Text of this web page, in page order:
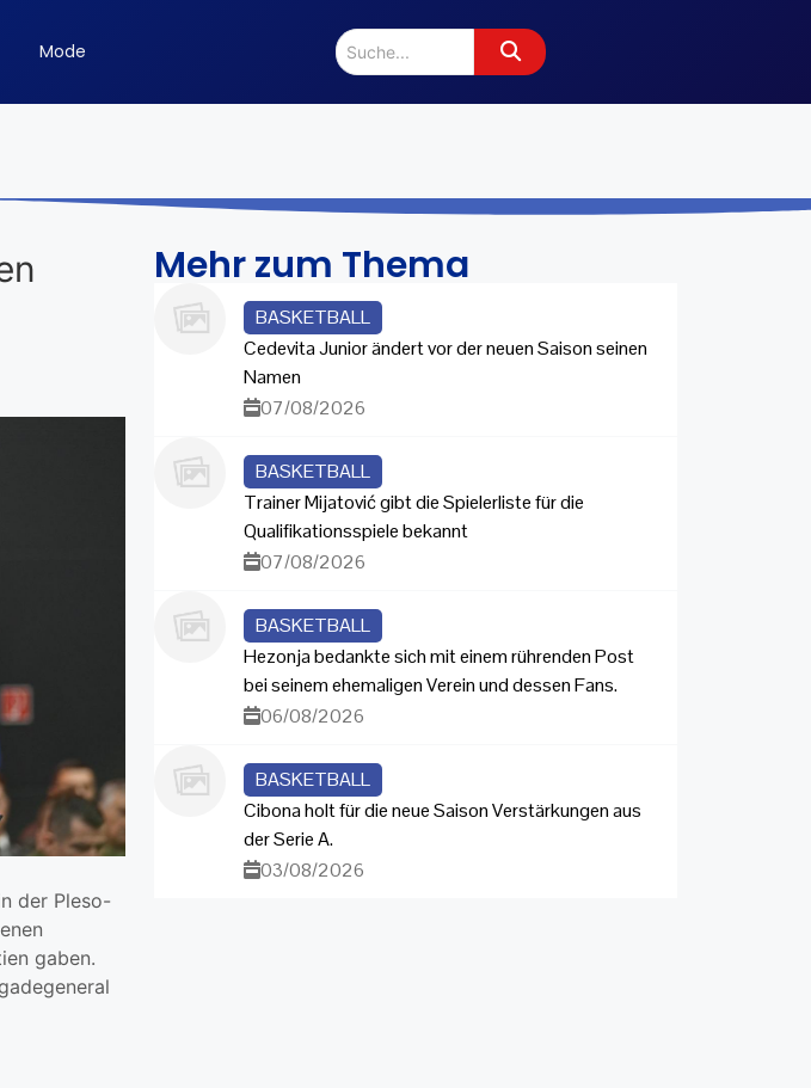
Mode
der Pleso-
gaben.
Mehr zum Thema
BASKETBALL
Cedevita Junior ändert vor der neuen Saison seinen
Namen
07/08/2026
BASKETBALL
Trainer Mijatović gibt die Spielerliste für die
Qualifikationsspiele bekannt
07/08/2026
BASKETBALL
Hezonja bedankte sich mit einem rührenden Post
bei seinem ehemaligen Verein und dessen Fans.
06/08/2026
BASKETBALL
Cibona holt für die neue Saison Verstärkungen aus
der Serie A.
03/08/2026